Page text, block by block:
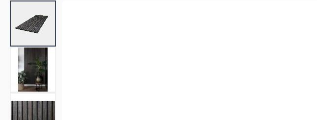
Akupanel Houtskool Zwart Vilt - 260 X 52 Cm